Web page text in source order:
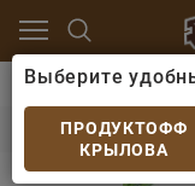
макароны
Выберите
ПРОДУКТОФФ
КРЫЛОВА